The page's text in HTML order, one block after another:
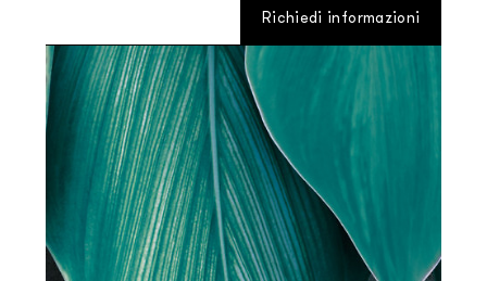
Richiedi informazioni